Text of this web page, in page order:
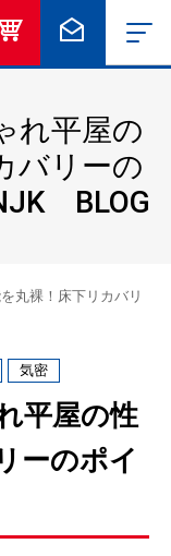
オンラインショ
れ平屋の
バリーの
BLOG
丸裸！床下リカバリ
気密
平屋の性
ーのポイ